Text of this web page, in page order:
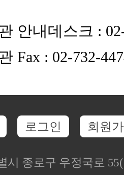
안내데스크 :
Fax : 02-732-
로그인 회원
시 종로구 우정국로